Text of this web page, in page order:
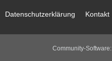
Datenschutzerklärung Kontakt
Community-Software: